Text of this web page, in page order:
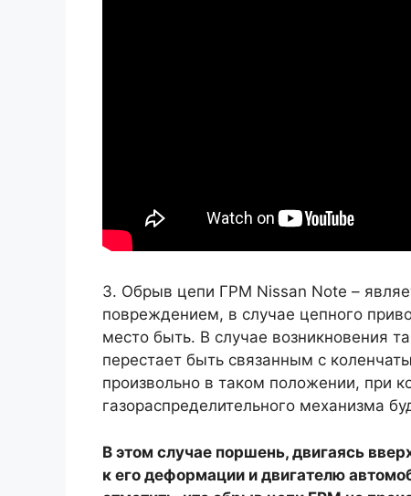
3. Обрыв цепи ГРМ Nissan Note –
повреждением, в случае цепного
место быть. В случае возникновения
перестает быть связанным с
произвольно в таком положении, при
газораспределительного механизма
В этом случае поршень, двигаясь
к его деформации и двигателю